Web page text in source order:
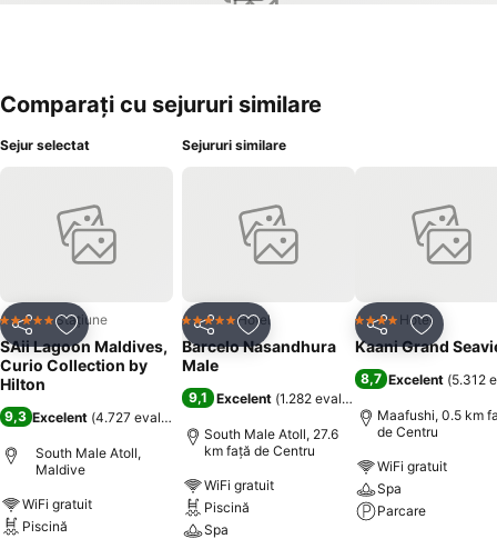
Comparați cu sejururi similare
Sejur selectat
DistribuițiAdăugaţi la favorite
5 Stele Stațiune
SAii Lagoon Maldives,
Curio Collection by
Hilton
9,3 Excelent (4.727 evaluări
South Male Atoll,
Maldive
WiFi gratuit
Piscină
Sejururi similare
DistribuițiAdăugaţi la favorite
5 Stele Hotel
Barcelo Nasandhura
Male
9,1 Excelent (1.282 evaluări
South Male Atoll, 27.6
km faţă de Centru
WiFi gratuit
Piscină
Spa
Distribuiți
4 Stele Hotel
Kaani Grand
8,7 Excelent (5.312
Maafushi, 0.5 km
de Centru
WiFi gratuit
Spa
Parcare